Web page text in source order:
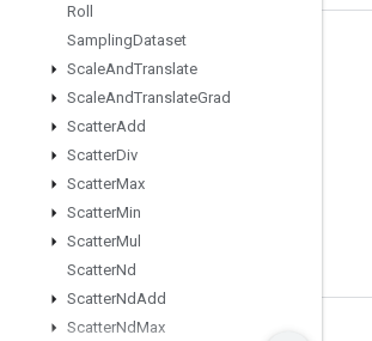
Roll
SamplingDataset
ScaleAndTranslate
ScaleAndTranslateGrad
ScatterAdd
ScatterDiv
ScatterMax
ScatterMin
ScatterMul
ScatterNd
ScatterNdAdd
ScatterNdMax
Resta connesso
Blog
Forum
Twitter
YouTube